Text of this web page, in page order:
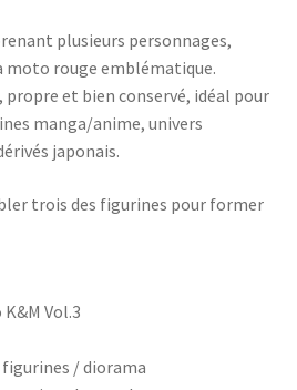
plusieurs personnages,
moto rouge emblématique.
et bien conservé, idéal pour
manga/anime, univers
japonais.
trois des figurines pour former
Vol.3
/ diorama